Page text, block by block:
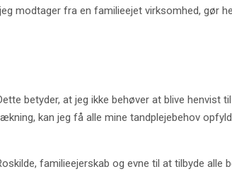
modtager fra en familieejet virksomhed, gør
betyder, at jeg ikke behøver at blive henvist
kan jeg få alle mine tandplejebehov
familieejerskab og evne til at tilbyde alle